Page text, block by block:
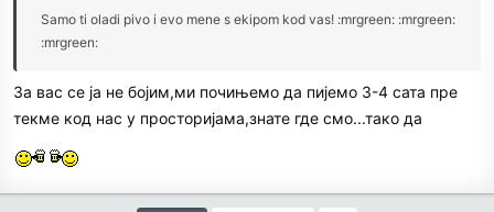
Samo ti oladi pivo i evo mene s ekipom kod vas! :mrgreen: :mrgreen:
:mrgreen:
За вас се ја не бојим,ми почињемо да пијемо 3-4 сата пре
текме код нас у просторијама,знате где смо...тако да